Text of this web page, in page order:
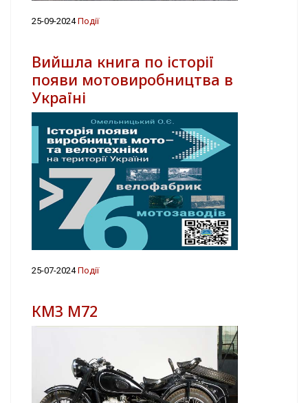
25-09-2024Події
Вийшла книга по історії
появи мотовиробництва в
Україні
25-07-2024Події
КМЗ М72